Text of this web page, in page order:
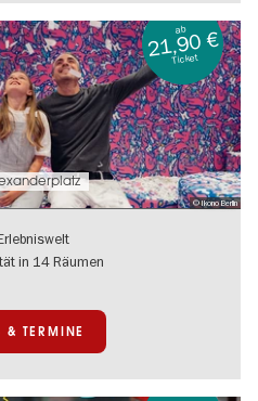
© Ikono Berlin
ab
21,90 €
Ticket
in 14 Räumen
& TERMINE